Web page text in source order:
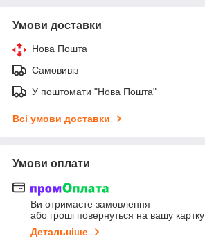
Умови доставки
Нова Пошта
Самовивіз
У поштомати "Нова Пошта"
Всі умови доставки
Умови оплати
Ви отримаєте замовлення
або гроші повернуться на вашу картку
Детальніше